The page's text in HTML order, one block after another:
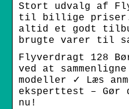
Stort udvalg af
til billige priser.
altid et godt
brugte varer til
Flyverdragt 128
ved at
modeller ✓ Læs
eksperttest – Gør
nu!